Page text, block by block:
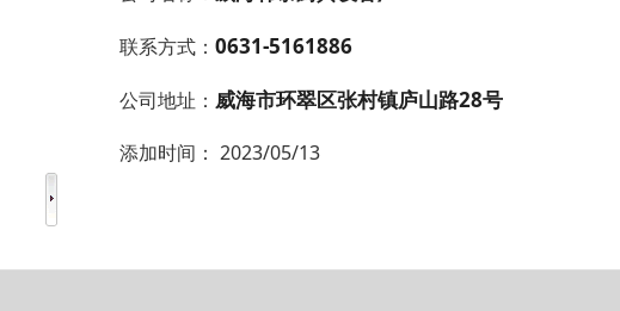
联系方式： 0631-5161886
公司地址： 威海市环翠区张村镇庐山路28号
添加时间： 2023/05/13